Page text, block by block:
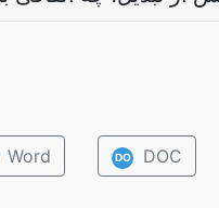
Word DO DOC